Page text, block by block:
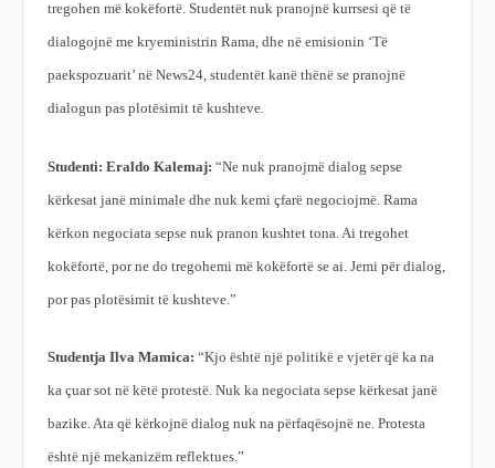
tregohen më kokëfortë. Studentët nuk pranojnë kurrsesi që të
dialogojnë me kryeministrin Rama, dhe në emisionin ‘Të
paekspozuarit’ në News24, studentët kanë thënë se pranojnë
dialogun pas plotësimit të kushteve.
Studenti: Eraldo Kalemaj: “Ne nuk pranojmë dialog sepse
kërkesat janë minimale dhe nuk kemi çfarë negociojmë. Rama
kërkon negociata sepse nuk pranon kushtet tona. Ai tregohet
kokëfortë, por ne do tregohemi më kokëfortë se ai. Jemi për dialog,
por pas plotësimit të kushteve.”
Studentja Ilva Mamica: “Kjo është një politikë e vjetër që ka na
ka çuar sot në këtë protestë. Nuk ka negociata sepse kërkesat janë
bazike. Ata që kërkojnë dialog nuk na përfaqësojnë ne. Protesta
është një mekanizëm reflektues.”